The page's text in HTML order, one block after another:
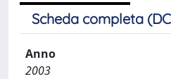
Scheda completa
Anno
2003